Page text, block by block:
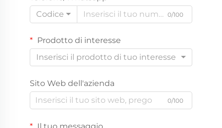
Codice
0/100
Prodotto di interesse
Inserisci il prodotto di tuo interesse
Sito Web dell'azienda
0/100